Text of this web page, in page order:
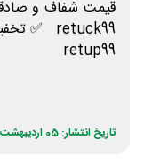
retup99
تاریخ انتشار: 05 اردیبهشت 1400